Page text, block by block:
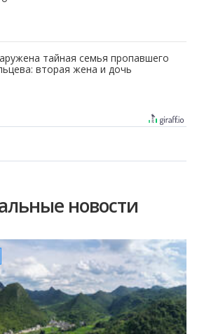
тайная семья пропавшего
вторая жена и дочь
новости